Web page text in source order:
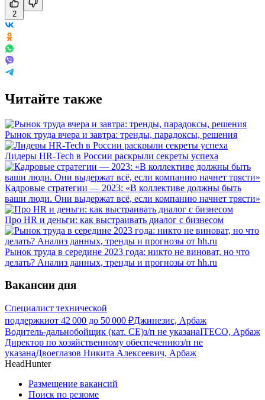
2
Читайте также
Рынок труда вчера и завтра: тренды, парадоксы, решения
Лидеры HR-Tech в России раскрыли секреты успеха
Кадровые стратегии — 2023: «В коллективе должны быть
ваши люди. Они выдержат всё, если компанию начнет трясти»
Про HR и деньги: как выстраивать диалог с бизнесом
Рынок труда в середине 2023 года: никто не виноват, но что
делать? Анализ данных, тренды и прогнозы от hh.ru
Вакансии дня
Специалист технической
поддержкиот 42 000 до 50 000 ₽Джинезис, Арбаж
Водитель-дальнобойщик (кат. CE)з/п не указанаITECO, Арбаж
Директор по хозяйственному обеспечениюз/п не
указанаДвоеглазов Никита Алексеевич, Арбаж
HeadHunter
Размещение вакансий
Поиск по резюме